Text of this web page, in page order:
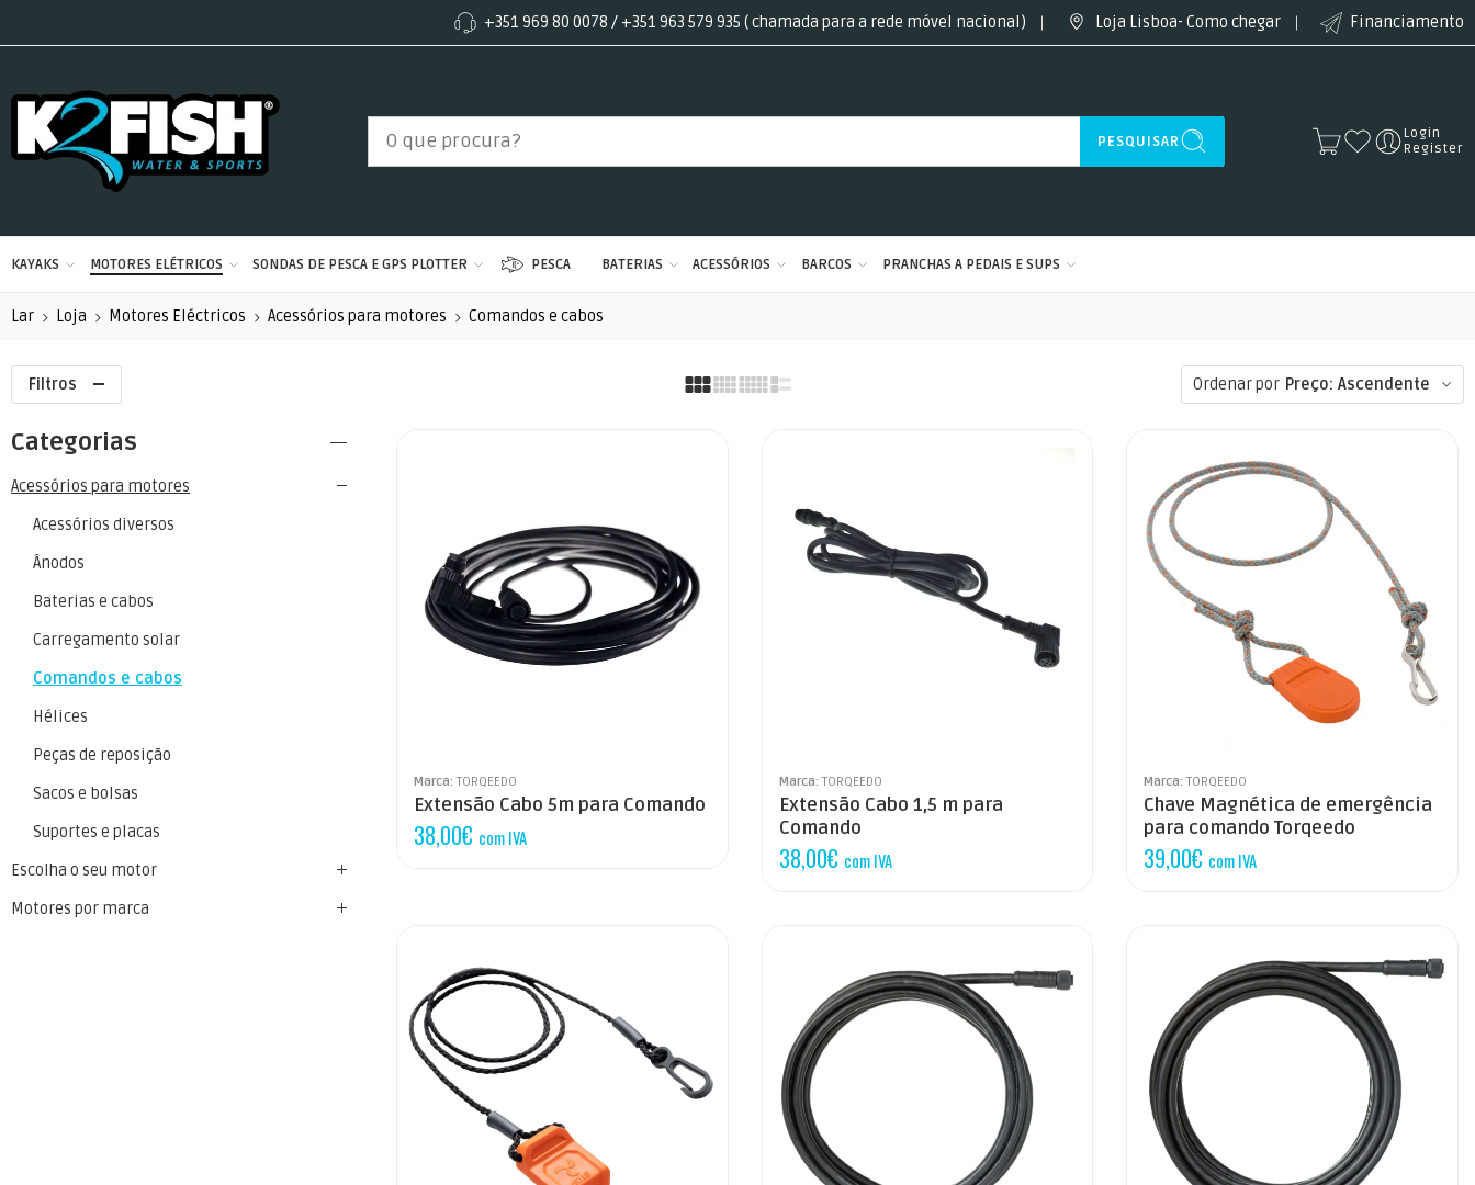
+351 969 80 0078 / +351 963 579 935 ( chamada para a rede móvel nacional) Loja Lisboa- Como chegar Financiamento
PESQUISAR
Login
Register
KAYAKS MOTORES ELÉTRICOS SONDAS DE PESCA E GPS PLOTTER PESCA BATERIAS ACESSÓRIOS BARCOS PRANCHAS A PEDAIS E SUPS
Lar Loja Motores Eléctricos Acessórios para motores Comandos e cabos
Filtros Ordenar por Preço: Ascendente
Marca: TORQEEDO
Extensão Cabo 5m para Comando
38,00€ com IVA
Marca: TORQEEDO
Extensão Cabo 1,5 m para
Comando
38,00€ com IVA
Marca:TORQEEDO
Chave Magnética de emergência
para comando Torqeedo
39,00€ com IVA
Categorias
Acessórios para motores
Acessórios diversos
Ânodos
Baterias e cabos
Carregamento solar
Comandos e cabos
Hélices
Peças de reposição
Sacos e bolsas
Suportes e placas
Escolha o seu motor
Motores por marca